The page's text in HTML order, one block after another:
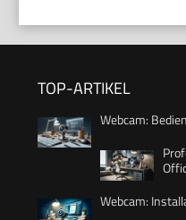
TOP-ARTIKEL
Webcam:
Webcam: